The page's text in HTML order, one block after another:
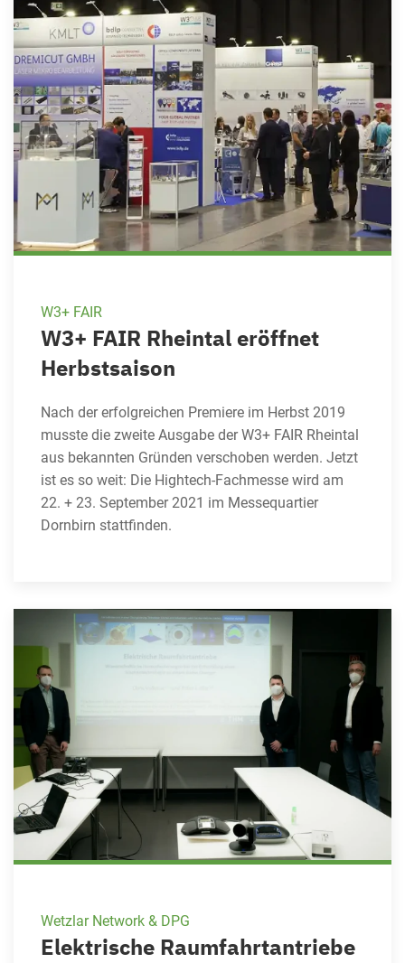
W3+ FAIR
W3+ FAIR Rheintal eröffnet
Herbstsaison
Nach der erfolgreichen Premiere im Herbst 2019
musste die zweite Ausgabe der W3+ FAIR Rheintal
aus bekannten Gründen verschoben werden. Jetzt
ist es so weit: Die Hightech-Fachmesse wird am
22. + 23. September 2021 im Messequartier
Dornbirn stattfinden.
Wetzlar Network & DPG
Elektrische Raumfahrtantriebe